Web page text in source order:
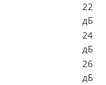
22
дБ
24
дБ
26
дБ